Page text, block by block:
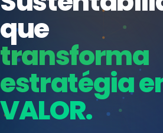
protege seu
negócio.
Consultoria, auditoria e
ISO 27701, ISO 42001, ISO
14001, ISO 45001, ONA e PNQ
Índices de Mercado
Mudanças Climáticas
Reputação e Cadeia
Reporte Regulatório